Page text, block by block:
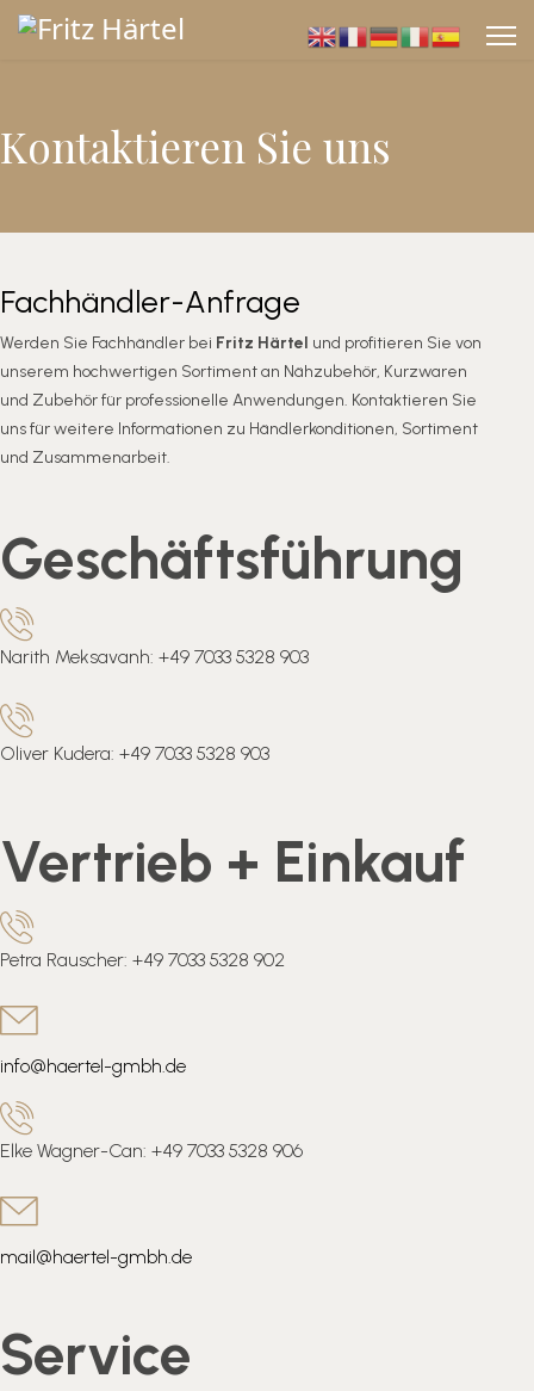
Kontaktieren Sie uns
Fachhändler-Anfrage
Werden Sie Fachhändler bei Fritz Härtel und profitieren Sie von
unserem hochwertigen Sortiment an Nähzubehör, Kurzwaren
und Zubehör für professionelle Anwendungen. Kontaktieren Sie
uns für weitere Informationen zu Händlerkonditionen, Sortiment
und Zusammenarbeit.
Geschäftsführung
Narith Meksavanh: +49 7033 5328 903
Oliver Kudera: +49 7033 5328 903
Vertrieb + Einkauf
Petra Rauscher: +49 7033 5328 902
info@haertel-gmbh.de
Elke Wagner-Can: +49 7033 5328 906
mail@haertel-gmbh.de
Service